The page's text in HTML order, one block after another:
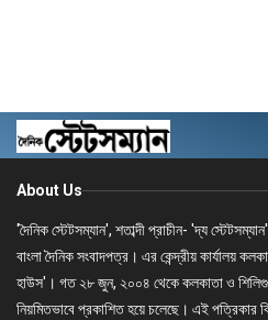
About Us
'দৈনিক স্টেটসম্যান', শতাব্দী প্রাচীন- 'দ্য
বাংলা দৈনিক সংবাদপত্র। এর কেন্দ্রীয় কার্যালয়
হাউস'। গত ২৮ জুন, ২০০৪ থেকে কলকাতা ও
নিয়মিতভাবে প্রকাশিত হয়ে চলেছে। এই পত্রিকার